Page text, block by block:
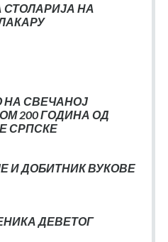
НА
НА СВЕЧАНОЈ
200 ГОДИНА ОД
СРПСКЕ
И ДОБИТНИК ВУКОВЕ
ДЕВЕТОГ